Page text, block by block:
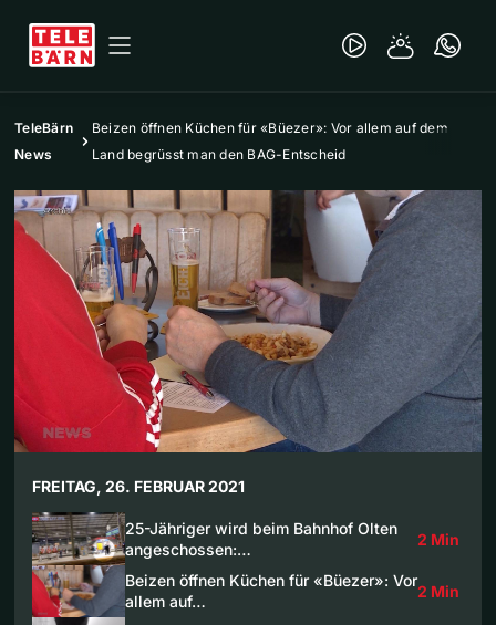
TeleBärn
News
Beizen öffnen Küchen für «Büezer»: Vor allem auf dem
Land begrüsst man den BAG-Entscheid
FREITAG, 26. FEBRUAR 2021
25-Jähriger wird beim Bahnhof Olten
angeschossen:…
2 Min
Beizen öffnen Küchen für «Büezer»: Vor
allem auf…
2 Min